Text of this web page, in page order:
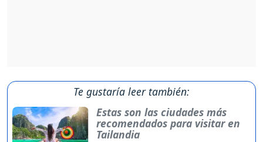
Te gustaría leer también:
Estas son las ciudades más
recomendados para visitar en
Tailandia